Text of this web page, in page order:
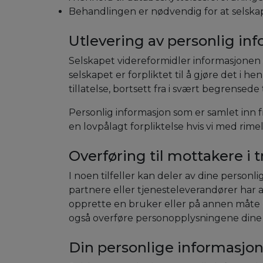
Behandlingen er nødvendig for at
Utlevering av personlig
Selskapet videreformidler
selskapet er forpliktet til å gjøre det i
tillatelse, bortsett fra i svært begrensede
Personlig informasjon som er samlet
en lovpålagt forpliktelse hvis vi med
Overføring til mottakere i
I noen tilfeller kan deler av dine
partnere eller tjenesteleverandører har
opprette en bruker eller på annen måte
også overføre personopplysningene
Din personlige